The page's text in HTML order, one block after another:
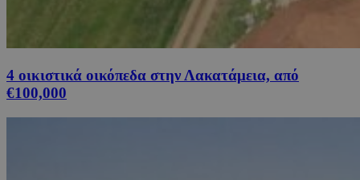
4 οικιστικά οικόπεδα στην Λακατάμεια, από
€100,000